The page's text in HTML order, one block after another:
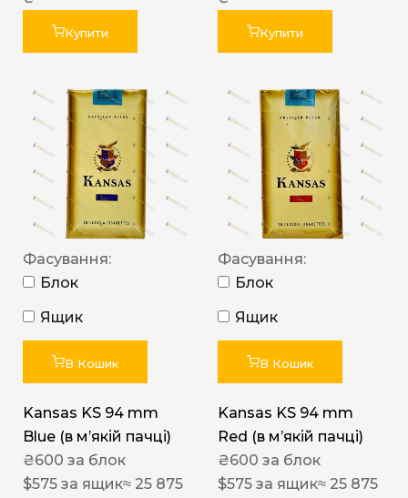
Купити Купити
Фасування:
Блок
Ящик
В Кошик
Kansas KS 94 mm
Blue (в мʼякій пачці)
₴600 за блок
$575 за ящик≈ 25 875
Фасування:
Блок
Ящик
В Кошик
Kansas KS 94 mm
Red (в мʼякій пачці)
₴600 за блок
$575 за ящик≈ 25 875